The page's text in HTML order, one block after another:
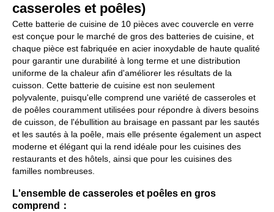
casseroles et poêles)
Cette batterie de cuisine de 10 pièces avec couvercle en verre
est conçue pour le marché de gros des batteries de cuisine, et
chaque pièce est fabriquée en acier inoxydable de haute qualité
pour garantir une durabilité à long terme et une distribution
uniforme de la chaleur afin d'améliorer les résultats de la
cuisson. Cette batterie de cuisine est non seulement
polyvalente, puisqu'elle comprend une variété de casseroles et
de poêles couramment utilisées pour répondre à divers besoins
de cuisson, de l'ébullition au braisage en passant par les sautés
et les sautés à la poêle, mais elle présente également un aspect
moderne et élégant qui la rend idéale pour les cuisines des
restaurants et des hôtels, ainsi que pour les cuisines des
familles nombreuses.
L'ensemble de casseroles et poêles en gros
comprend：